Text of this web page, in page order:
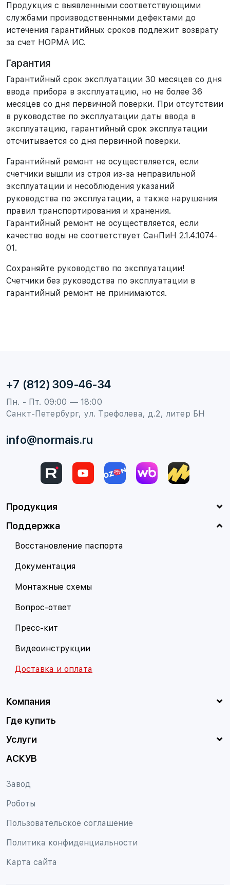
Продукция с выявленными соответствующими
службами производственными дефектами до
истечения гарантийных сроков подлежит возврату
за счет НОРМА ИС.
Гарантия
Гарантийный срок эксплуатации 30 месяцев со дня
ввода прибора в эксплуатацию, но не более 36
месяцев со дня первичной поверки. При отсутствии
в руководстве по эксплуатации даты ввода в
эксплуатацию, гарантийный срок эксплуатации
отсчитывается со дня первичной поверки.
Гарантийный ремонт не осуществляется, если
счетчики вышли из строя из-за неправильной
эксплуатации и несоблюдения указаний
руководства по эксплуатации, а также нарушения
правил транспортирования и хранения.
Гарантийный ремонт не осуществляется, если
качество воды не соответствует СанПиН 2.1.4.1074-
01.
Сохраняйте руководство по эксплуатации!
Счетчики без руководства по эксплуатации в
гарантийный ремонт не принимаются.
Продукция
Поддержка
Восстановление паспорта
Документация
Монтажные схемы
Вопрос-ответ
Пресс-кит
Видеоинструкции
Доставка и оплата
Компания
Где купить
Услуги
АСКУВ
+7 (812) 309-46-34
Пн. - Пт. 09:00 — 18:00
Санкт-Петербург, ул. Трефолева, д.2, литер БН
info@normais.ru
Завод
Роботы
Пользовательское соглашение
Политика конфиденциальности
Карта сайта